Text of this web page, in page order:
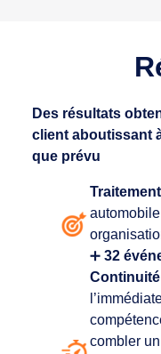
Des résultats
client aboutissant
que prévu
T
➕ 32
combler